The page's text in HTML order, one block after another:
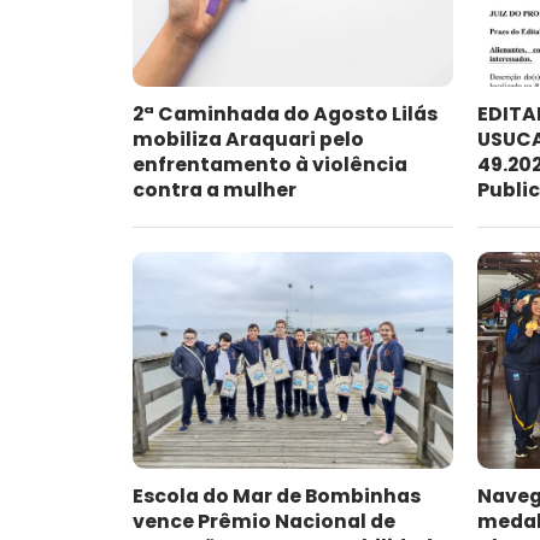
2ª Caminhada do Agosto Lilás
mobiliza Araquari pelo
enfrentamento à violência
contra a mulher
Escola do Mar de Bombinhas
vence Prêmio Nacional de